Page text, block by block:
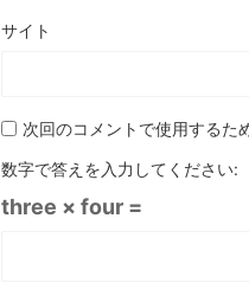
サイト
次回のコメントで使用するた
数字で答えを入力してください:
three × four =